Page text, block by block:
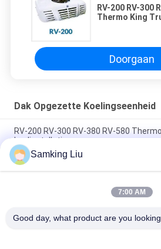
RV-200 RV-300
Thermo King
Doorgaan
Dak Opgezette Koelingseenheid
RV-200 RV-300 RV-380 RV-580
koelinstallaties
De thermoijskast van de het
Koningsroof mounted 3Ph
Thermo de Koelingseenheid met lange
Samking Liu
7:00 AM
Good day, what product are you